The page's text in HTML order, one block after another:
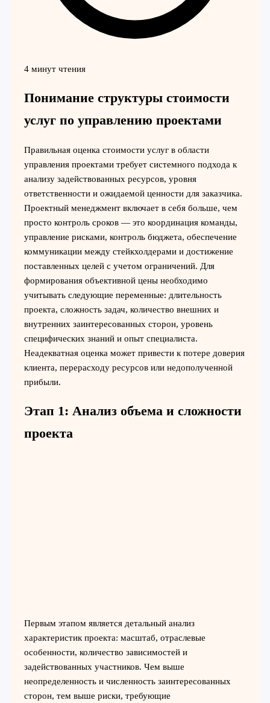
4 минут чтения
Понимание структуры стоимости
услуг по управлению проектами
Правильная оценка стоимости услуг в области
управления проектами требует системного подхода к
анализу задействованных ресурсов, уровня
ответственности и ожидаемой ценности для заказчика.
Проектный менеджмент включает в себя больше, чем
просто контроль сроков — это координация команды,
управление рисками, контроль бюджета, обеспечение
коммуникации между стейкхолдерами и достижение
поставленных целей с учетом ограничений. Для
формирования объективной цены необходимо
учитывать следующие переменные: длительность
проекта, сложность задач, количество внешних и
внутренних заинтересованных сторон, уровень
специфических знаний и опыт специалиста.
Неадекватная оценка может привести к потере доверия
клиента, перерасходу ресурсов или недополученной
прибыли.
Этап 1: Анализ объема и сложности
проекта
Первым этапом является детальный анализ
характеристик проекта: масштаб, отраслевые
особенности, количество зависимостей и
задействованных участников. Чем выше
неопределенность и численность заинтересованных
сторон, тем выше риски, требующие